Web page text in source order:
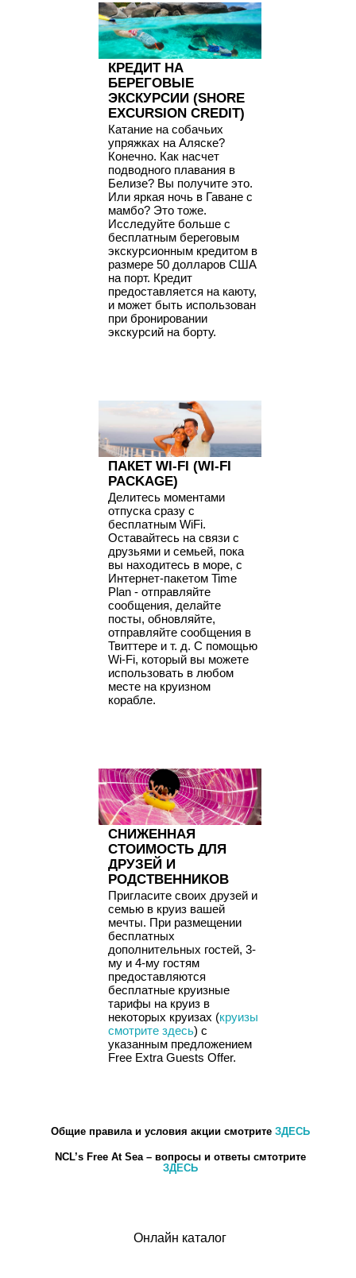
КРЕДИТ НА
БЕРЕГОВЫЕ
ЭКСКУРСИИ (SHORE
EXCURSION CREDIT)
Катание на собачьих
упряжках на Аляске?
Конечно. Как насчет
подводного плавания в
Белизе? Вы получите это.
Или яркая ночь в Гаване с
мамбо? Это тоже.
Исследуйте больше с
бесплатным береговым
экскурсионным кредитом в
размере 50 долларов США
на порт. Кредит
предоставляется на каюту,
и может быть использован
при бронировании
экскурсий на борту.
ПАКЕТ WI-FI (WI-FI
PACKAGE)
Делитесь моментами
отпуска сразу с
бесплатным WiFi.
Оставайтесь на связи с
друзьями и семьей, пока
вы находитесь в море, с
Интернет-пакетом Time
Plan - отправляйте
сообщения, делайте
посты, обновляйте,
отправляйте сообщения в
Твиттере и т. д. С помощью
Wi-Fi, который вы можете
использовать в любом
месте на круизном
корабле.
СНИЖЕННАЯ
СТОИМОСТЬ ДЛЯ
ДРУЗЕЙ И
РОДСТВЕННИКОВ
Пригласите своих друзей и
семью в круиз вашей
мечты. При размещении
бесплатных
дополнительных гостей, 3-
му и 4-му гостям
предоставляются
бесплатные круизные
тарифы на круиз в
некоторых круизах (круизы
смотрите здесь) с
указанным предложением
Free Extra Guests Offer.
Общие правила и условия акции смотрите ЗДЕСЬ
NCL’s Free At Sea – вопросы и ответы смтотрите
ЗДЕСЬ
Онлайн каталог